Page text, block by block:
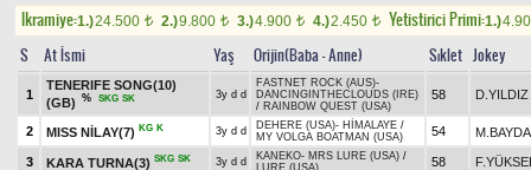
Ikramiye:1.)24.500 t 2.)9.800 t 3.)4.900 t 4.)2.450 t Yetistirici Primi:1.)
S At İsmi Yaş Orijin(Baba - Anne) Sıklet Jokey
1
TENERIFE SONG(10)
(GB) % SKG SK 3y d d
FASTNET ROCK (AUS)-
DANCINGINTHECLOUDS (IRE)
/ RAINBOW QUEST (USA)
58 D.YILDIZ
2 MISS NİLAY(7) KG K 3y d d DEHERE (USA)- HİMALAYE /
MY VOLGA BOATMAN (USA)
54
3 KARA TURNA(3) SKG SK 3y d d KANEKO- MRS LURE (USA) /
LURE (USA)
58